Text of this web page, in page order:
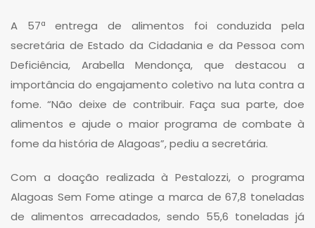
A 57ª entrega de alimentos foi conduzida pela
secretária de Estado da Cidadania e da Pessoa com
Deficiência, Arabella Mendonça, que destacou a
importância do engajamento coletivo na luta contra a
fome. “Não deixe de contribuir. Faça sua parte, doe
alimentos e ajude o maior programa de combate à
fome da história de Alagoas”, pediu a secretária.
Com a doação realizada à Pestalozzi, o programa
Alagoas Sem Fome atinge a marca de 67,8 toneladas
de alimentos arrecadados, sendo 55,6 toneladas já